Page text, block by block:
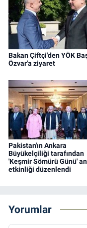
Bakan Çiftçi'den YÖK
Özvar'a ziyaret
Pakistan'ın Ankara
Büyükelçiliği tarafından
'Keşmir Sömürü Günü'
etkinliği düzenlendi
Yorumlar